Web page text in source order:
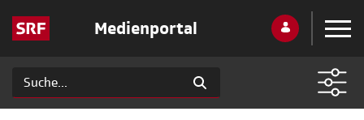
Medienportal